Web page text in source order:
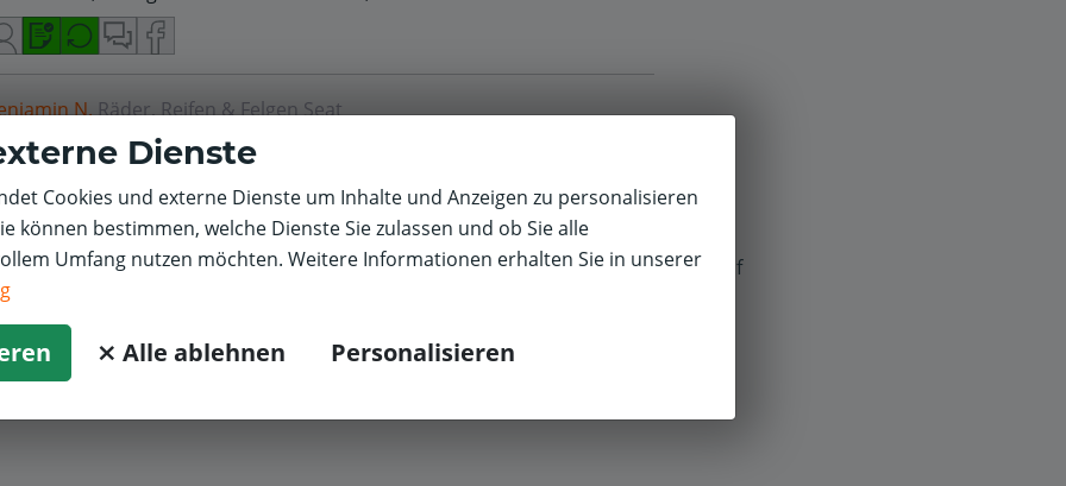
N.Räder, Reifen & FelgenSeat
5,0/5
mit Wuchten - hat alles geklappt wie immer
Dienste
Cookies und externe Dienste um Inhalte und Anzeigen zu personalisieren
können bestimmen, welche Dienste Sie zulassen und ob Sie alle
Umfang nutzen möchten. Weitere Informationen erhalten Sie in unserer
⨯ Alle ablehnen Personalisieren
f